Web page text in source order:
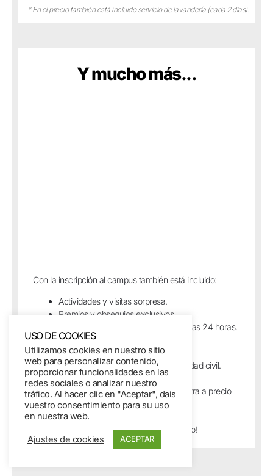
* En el precio también está incluido servicio de lavandería (cada 2 días).
Y mucho más...
Con la inscripción al campus también está incluido:
Actividades y visitas sorpresa.
Premios y obsequios exclusivos.
Servicio de fisioterapeuta disponible las 24 horas.
Coaching.
Contenido multimedia exclusivo.
Seguro de accidentes y responsabilidad civil.
Talonarios de autofinanciación
Acceso exclusivo a equipamiento extra a precio
reducido.
¡Y muchas sorpresas que iremos desvelando!
USO DE COOKIES
Utilizamos cookies en nuestro sitio
web para personalizar contenido,
proporcionar funcionalidades en las
redes sociales o analizar nuestro
tráfico. Al hacer clic en "Aceptar", dais
vuestro consentimiento para su uso
en nuestra web.
Ajustes de cookies ACEPTAR